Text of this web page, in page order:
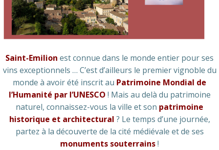
Saint-Emilion est connue dans le monde entier pour ses
vins exceptionnels … C’est d’ailleurs le premier vignoble du
monde à avoir été inscrit au Patrimoine Mondial de
l’Humanité par l’UNESCO ! Mais au delà du patrimoine
naturel, connaissez-vous la ville et son patrimoine
historique et architectural ? Le temps d’une journée,
partez à la découverte de la cité médiévale et de ses
monuments souterrains!